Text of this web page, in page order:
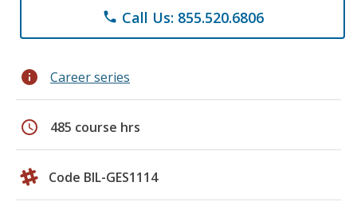
phone Call Us: 855.520.6806
info Career series
schedule 485 course hrs
Code BIL-GES1114